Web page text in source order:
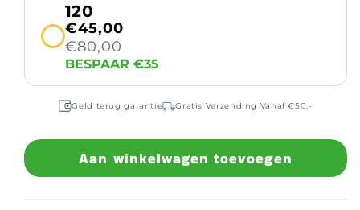
120
€45,00
€80,00
BESPAAR €35
Geld terug garantie Gratis Verzending Vanaf €50,-
Aan winkelwagen toevoegen